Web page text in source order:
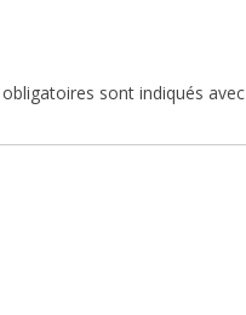
sont indiqués avec